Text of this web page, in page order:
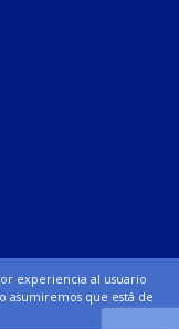
experiencia al usuario
asumiremos que está de